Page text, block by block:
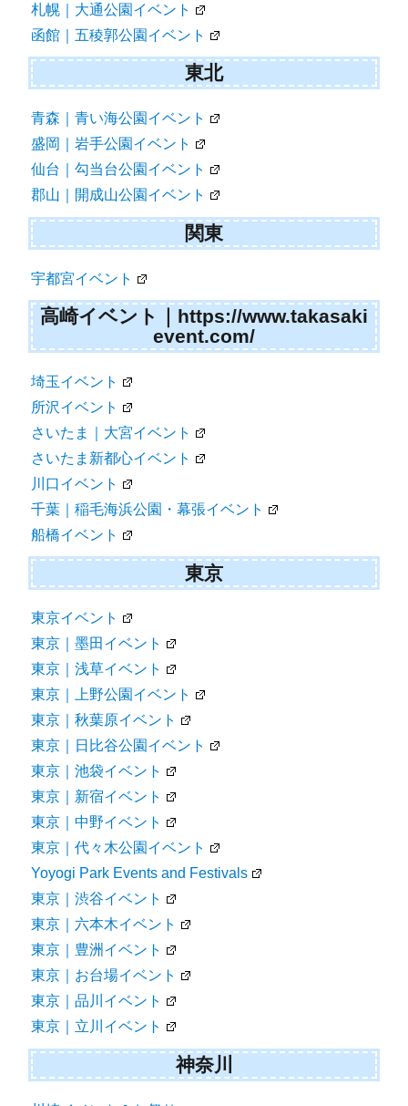
札幌｜大通公園イベント
函館｜五稜郭公園イベント
東北
青森｜青い海公園イベント
盛岡｜岩手公園イベント
仙台｜勾当台公園イベント
郡山｜開成山公園イベント
関東
宇都宮イベント
高崎イベント｜https://www.takasaki
event.com/
埼玉イベント
所沢イベント
さいたま｜大宮イベント
さいたま新都心イベント
川口イベント
千葉｜稲毛海浜公園・幕張イベント
船橋イベント
東京
東京イベント
東京｜墨田イベント
東京｜浅草イベント
東京｜上野公園イベント
東京｜秋葉原イベント
東京｜日比谷公園イベント
東京｜池袋イベント
東京｜新宿イベント
東京｜中野イベント
東京｜代々木公園イベント
Yoyogi Park Events and Festivals
東京｜渋谷イベント
東京｜六本木イベント
東京｜豊洲イベント
東京｜お台場イベント
東京｜品川イベント
東京｜立川イベント
神奈川